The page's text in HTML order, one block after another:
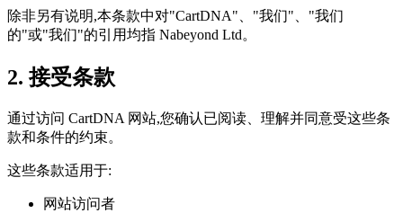
除非另有说明,本条款中对"CartDNA"、"我们"、"我们
的"或"我们"的引用均指 Nabeyond Ltd。
2. 接受条款
通过访问 CartDNA 网站,您确认已阅读、理解并同意受这些条
款和条件的约束。
这些条款适用于:
网站访问者